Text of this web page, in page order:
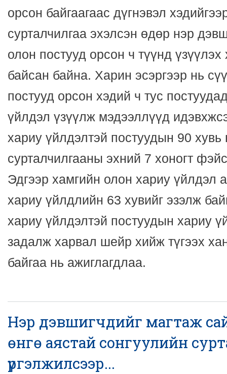
орсон байгаагаас дүгнэвэл
сурталчилгаа эхэлсэн өдөр нэр
олон постууд орсон ч түүнд үзүүлэх
байсан байна. Харин эсэргээр нь
постууд орсон хэдий ч тус
үйлдэл үзүүлж мэдээллүүд
хариу үйлдэлтэй постуудын 90 хувь
сурталчилгааны эхний 7 хоногт
Эдгээр хамгийн олон хариу үйлдэл
хариу үйлдлийн 63 хувийг эзэлж
хариу үйлдэлтэй постуудын хариу
задалж харвал шейр хийж түгээх
байгаа нь ажиглагдлаа.
Нэр дэвшигчдийг магтаж
өнгө аястай сонгуулийн
үргэлжилсээр...